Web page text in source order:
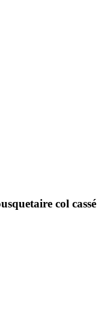
col cassé